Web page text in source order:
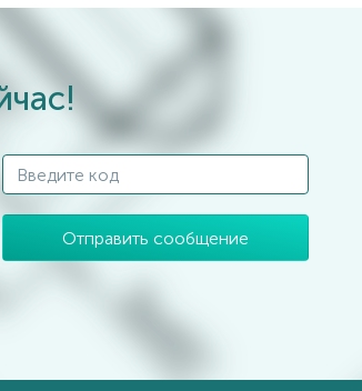
Отправить сообщение